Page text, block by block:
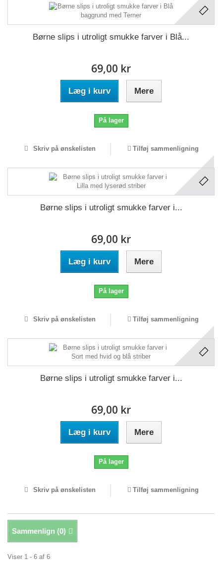
Børne slips i utroligt smukke farver i Blå...
69,00 kr
Læg i kurv Mere
På lager
Skriv på ønskelisten Tilføj sammenligning
Børne slips i utroligt smukke farver i...
69,00 kr
Læg i kurv Mere
På lager
Skriv på ønskelisten Tilføj sammenligning
Børne slips i utroligt smukke farver i...
69,00 kr
Læg i kurv Mere
På lager
Skriv på ønskelisten Tilføj sammenligning
Sammenlign (0)
Viser 1 - 6 af 6